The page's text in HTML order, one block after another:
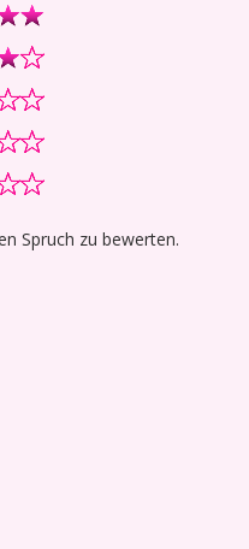
Spruch zu bewerten.